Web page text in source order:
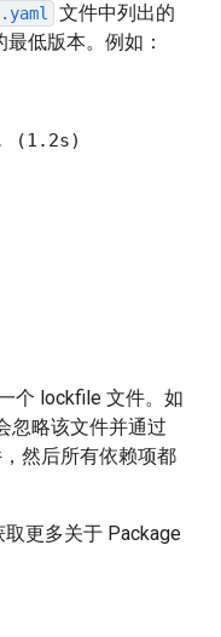
文件中列出的
最低版本。例如：
(1.2s)
个 lockfile 文件。如
忽略该文件并通过
然后所有依赖项都
取更多关于 Package